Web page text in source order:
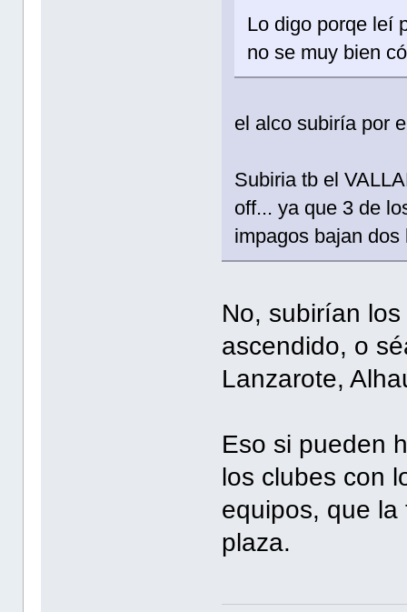
Lo digo porqe leí
no se muy bien
el alco subiría por
Subiria tb el
off... ya que 3 de
impagos bajan dos
No, subirían
ascendido, o
Lanzarote,
Eso si pueden
los clubes con
equipos, que
plaza.